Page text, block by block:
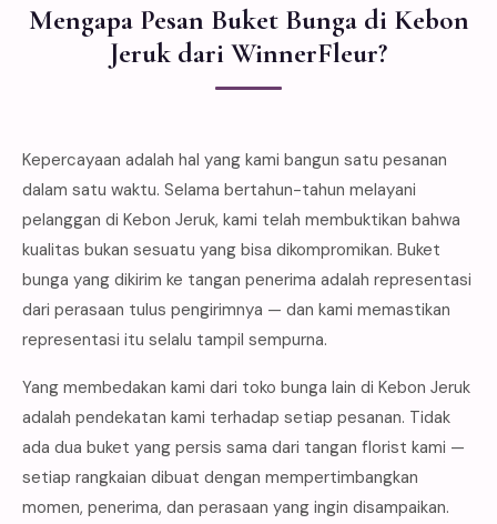
Mengapa Pesan Buket Bunga di Kebon
Jeruk dari WinnerFleur?
Kepercayaan adalah hal yang kami bangun satu pesanan
dalam satu waktu. Selama bertahun-tahun melayani
pelanggan di Kebon Jeruk, kami telah membuktikan bahwa
kualitas bukan sesuatu yang bisa dikompromikan. Buket
bunga yang dikirim ke tangan penerima adalah representasi
dari perasaan tulus pengirimnya — dan kami memastikan
representasi itu selalu tampil sempurna.
Yang membedakan kami dari toko bunga lain di Kebon Jeruk
adalah pendekatan kami terhadap setiap pesanan. Tidak
ada dua buket yang persis sama dari tangan florist kami —
setiap rangkaian dibuat dengan mempertimbangkan
momen, penerima, dan perasaan yang ingin disampaikan.